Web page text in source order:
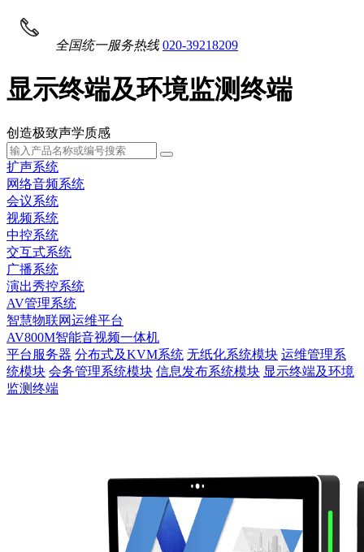
全国统一服务热线 020-39218209
显示终端及环境监测终端
创造极致声学质感
扩声系统
网络音频系统
会议系统
视频系统
中控系统
交互式系统
广播系统
演出秀控系统
AV管理系统
智慧物联网运维平台
AV800M智能音视频一体机
平台服务器 分布式及KVM系统 无纸化系统模块 运维管理系
统模块 会务管理系统模块 信息发布系统模块 显示终端及环境
监测终端